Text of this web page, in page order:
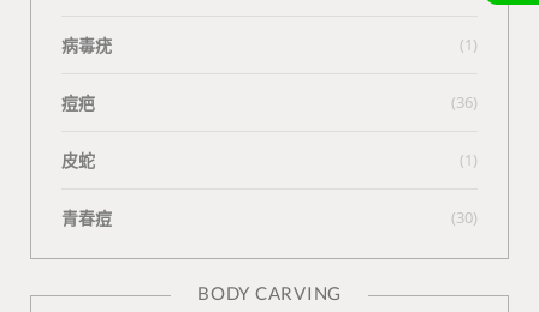
病毒疣 (1)
痘疤 (36)
皮蛇 (1)
青春痘 (30)
BODY CARVING